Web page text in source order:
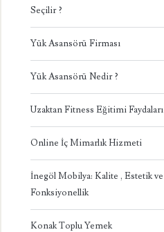
Seçilir ?
Yük Asansörü Firması
Yük Asansörü Nedir ?
Uzaktan Fitness Eğitimi Faydaları
Online İç Mimarlık Hizmeti
İnegöl Mobilya: Kalite , Estetik ve
Fonksiyonellik
Konak Toplu Yemek